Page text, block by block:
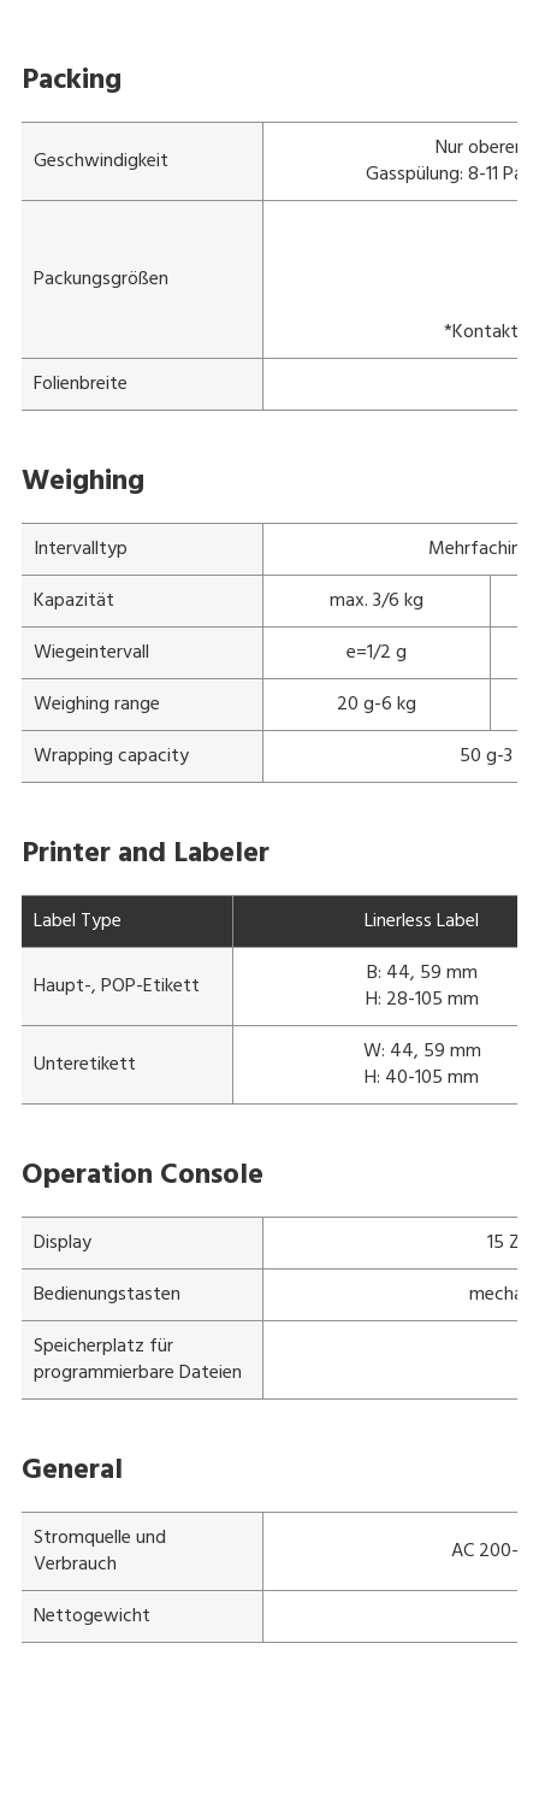
Packing
Geschwindigkeit
Nur oberer
Gasspülung: 8-11
Packungsgrößen
Folienbreite
Weighing
Intervalltyp
Kapazität
max. 3/6 kg
Wiegeintervall
e=1/2 g
Weighing range
20 g-6 kg
Wrapping capacity
50 g-3 kg
Printer and Labeler
Label Type Linerless Label
Haupt-, POP-Etikett
B: 44, 59 mm
H: 28-105 mm
Unteretikett
W: 44, 59 mm
H: 40-105 mm
Operation Console
Display
15
Bedienungstasten
Speicherplatz für
programmierbare Dateien
General
Stromquelle und
Verbrauch
AC 200-
Nettogewicht